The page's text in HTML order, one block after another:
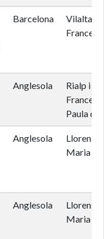
Barcelona
Vilalta,
Francesc
Anglesola
Rialp i
Francesc
Paula de
Anglesola
Llorens i
Maria
Anglesola
Llorens i
Maria